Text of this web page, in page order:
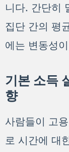
니다. 간단히
집단 간의 평
에는 변동성
기본 소득
향
사람들이 고
로 시간에 대